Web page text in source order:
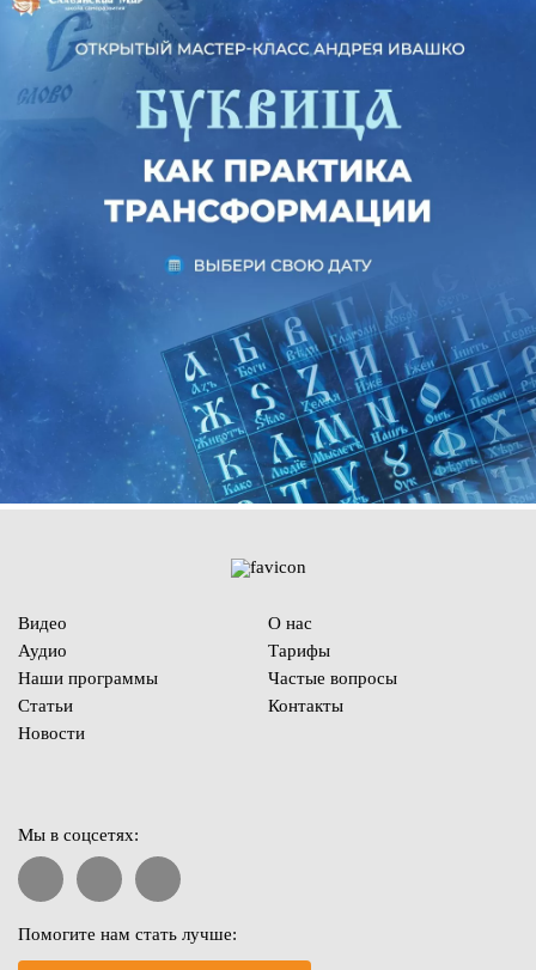
Видео
Аудио
Наши программы
Статьи
Новости
О нас
Тарифы
Частые вопросы
Контакты
Мы в соцсетях:
Помогите нам стать лучше: